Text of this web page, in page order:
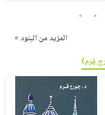
4
5
المزيد من البنود »
قرم)